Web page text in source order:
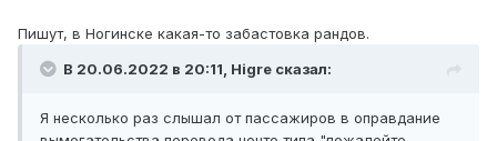
Пишут, в Ногинске какая-то забастовка рандов.
В 20.06.2022 в 20:11, Higre сказал:
Я несколько раз слышал от пассажиров в оправдание